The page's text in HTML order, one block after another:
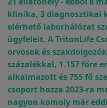
klinika, 3 diagnosztikai
elérhető laborhálózat
ügyfeleit. A TritonLife
orvosok és
százalékkal, 1.157 főre
alkalmazott és 755 fő
csoport hozza 2023-ra
nagyon komoly már